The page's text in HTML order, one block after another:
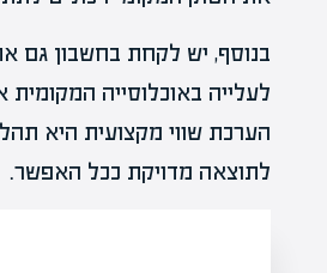
בנוסף, יש לקחת בחשבון גם
לעלייה באוכלוסייה
הערכת שווי מקצועית היא
לתוצאה מדויקת ככל האפשר.